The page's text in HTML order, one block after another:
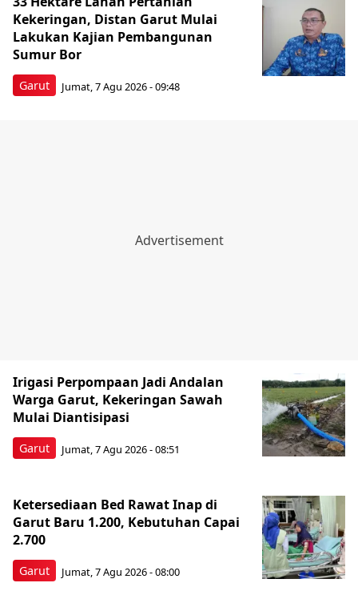
Garut
Kekeringan, Distan Garut Mulai
Lakukan Kajian Pembangunan
Sumur Bor
Jumat, 7 Agu 2026 - 09:48
Garut
Irigasi Perpompaan Jadi Andalan
Warga Garut, Kekeringan Sawah
Mulai Diantisipasi
Jumat, 7 Agu 2026 - 08:51
Garut
Ketersediaan Bed Rawat Inap di
Garut Baru 1.200, Kebutuhan Capai
2.700
Jumat, 7 Agu 2026 - 08:00